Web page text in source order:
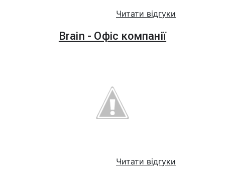
Читати відгуки
Brain - Офіс компанії
Читати відгуки